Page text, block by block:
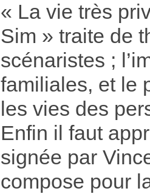
« La vie très
Sim » traite de
scénaristes ;
familiales, et le
les vies des
Enfin il faut
signée par
compose pour